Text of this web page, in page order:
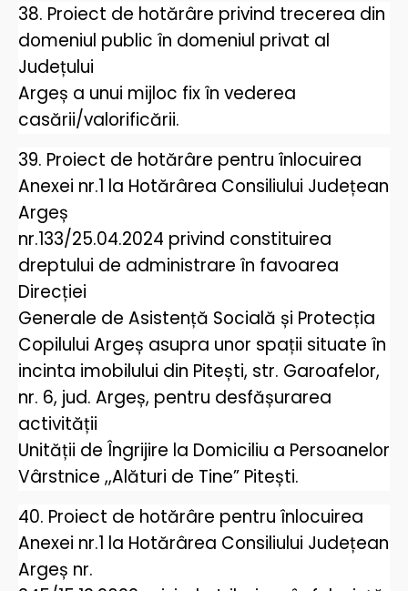
38. Proiect de hotărâre privind trecerea din
domeniul public în domeniul privat al
Județului
Argeș a unui mijloc fix în vederea
casării/valorificării.
39. Proiect de hotărâre pentru înlocuirea
Anexei nr.1 la Hotărârea Consiliului Județean
Argeș
nr.133/25.04.2024 privind constituirea
dreptului de administrare în favoarea
Direcției
Generale de Asistență Socială și Protecția
Copilului Argeș asupra unor spații situate în
incinta imobilului din Pitești, str. Garoafelor,
nr. 6, jud. Argeș, pentru desfășurarea
activității
Unității de Îngrijire la Domiciliu a Persoanelor
Vârstnice ,,Alături de Tine” Pitești.
40. Proiect de hotărâre pentru înlocuirea
Anexei nr.1 la Hotărârea Consiliului Județean
Argeș nr.